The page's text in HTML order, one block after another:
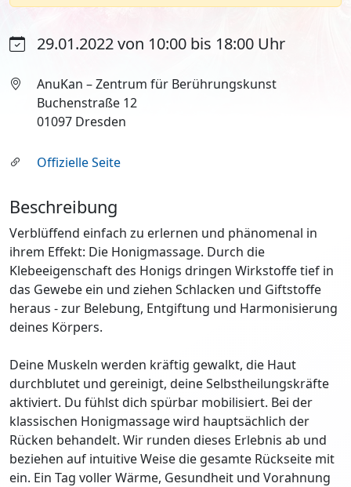
29.01.2022 von 10:00 bis 18:00 Uhr
AnuKan – Zentrum für Berührungskunst
Buchenstraße 12
01097 Dresden
Offizielle Seite
Beschreibung
Verblüffend einfach zu erlernen und phänomenal in
ihrem Effekt: Die Honigmassage. Durch die
Klebeeigenschaft des Honigs dringen Wirkstoffe tief in
das Gewebe ein und ziehen Schlacken und Giftstoffe
heraus - zur Belebung, Entgiftung und Harmonisierung
deines Körpers.
Deine Muskeln werden kräftig gewalkt, die Haut
durchblutet und gereinigt, deine Selbstheilungskräfte
aktiviert. Du fühlst dich spürbar mobilisiert. Bei der
klassischen Honigmassage wird hauptsächlich der
Rücken behandelt. Wir runden dieses Erlebnis ab und
beziehen auf intuitive Weise die gesamte Rückseite mit
ein. Ein Tag voller Wärme, Gesundheit und Vorahnung